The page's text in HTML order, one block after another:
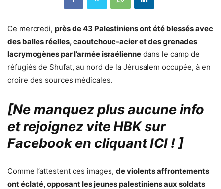
Ce mercredi, près de 43 Palestiniens ont été blessés avec
des balles réelles, caoutchouc-acier et des grenades
lacrymogènes par l’armée israélienne dans le camp de
réfugiés de Shufat, au nord de la Jérusalem occupée, à en
croire des sources médicales.
[Ne manquez plus aucune info
et rejoignez vite HBK sur
Facebook en cliquant ICI ! ]
Comme l’attestent ces images, de violents affrontements
ont éclaté, opposant les jeunes palestiniens aux soldats